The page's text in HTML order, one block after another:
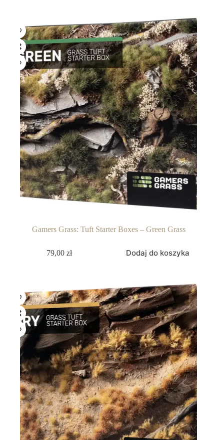
Gamers Grass: Tuft Starter Boxes – Green Grass
79,00zł Dodaj do koszyka